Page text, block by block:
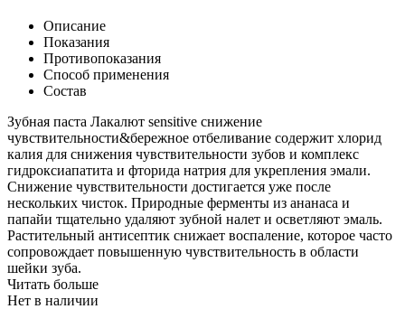
Описание
Показания
Противопоказания
Способ применения
Состав
Зубная паста Лакалют sensitive снижение
чувствительности&бережное отбеливание содержит хлорид
калия для снижения чувствительности зубов и комплекс
гидроксиапатита и фторида натрия для укрепления эмали.
Снижение чувствительности достигается уже после
нескольких чисток. Природные ферменты из ананаса и
папайи тщательно удаляют зубной налет и осветляют эмаль.
Растительный антисептик снижает воспаление, которое часто
сопровождает повышенную чувствительность в области
шейки зуба.
Читать больше
Нет в наличии